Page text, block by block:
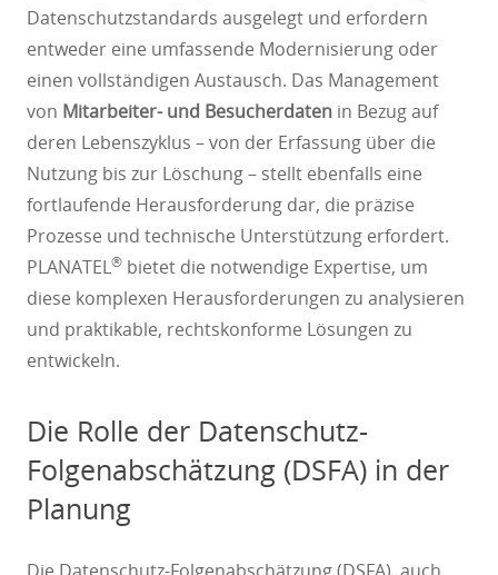
Datenschutzstandards ausgelegt und erfordern
entweder eine umfassende Modernisierung oder
einen vollständigen Austausch. Das Management
von Mitarbeiter- und Besucherdaten in Bezug auf
deren Lebenszyklus – von der Erfassung über die
Nutzung bis zur Löschung – stellt ebenfalls eine
fortlaufende Herausforderung dar, die präzise
Prozesse und technische Unterstützung erfordert.
PLANATEL® bietet die notwendige Expertise, um
diese komplexen Herausforderungen zu analysieren
und praktikable, rechtskonforme Lösungen zu
entwickeln.
Die Rolle der Datenschutz-
Folgenabschätzung (DSFA) in der
Planung